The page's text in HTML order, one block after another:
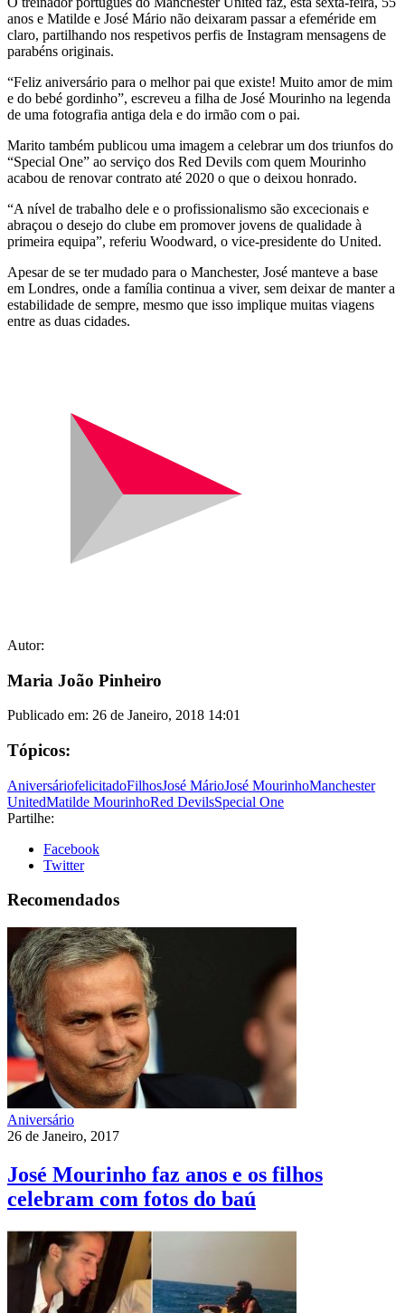
anos e Matilde e José Mário não deixaram passar a efeméride em
claro, partilhando nos respetivos perfis de Instagram mensagens de
parabéns originais.
“Feliz aniversário para o melhor pai que existe! Muito amor de mim
e do bebé gordinho”, escreveu a filha de José Mourinho na legenda
de uma fotografia antiga dela e do irmão com o pai.
Marito também publicou uma imagem a celebrar um dos triunfos do
“Special One” ao serviço dos Red Devils com quem Mourinho
acabou de renovar contrato até 2020 o que o deixou honrado.
“A nível de trabalho dele e o profissionalismo são excecionais e
abraçou o desejo do clube em promover jovens de qualidade à
primeira equipa”, referiu Woodward, o vice-presidente do United.
Apesar de se ter mudado para o Manchester, José manteve a base
em Londres, onde a família continua a viver, sem deixar de manter a
estabilidade de sempre, mesmo que isso implique muitas viagens
entre as duas cidades.
Autor:
Maria João Pinheiro
Publicado em: 26 de Janeiro, 2018 14:01
Tópicos:
AniversáriofelicitadoFilhosJosé MárioJosé MourinhoManchester
UnitedMatilde MourinhoRed DevilsSpecial One
Partilhe:
Facebook
Twitter
Recomendados
Aniversário
26 de Janeiro, 2017
José Mourinho faz anos e os filhos
celebram com fotos do baú